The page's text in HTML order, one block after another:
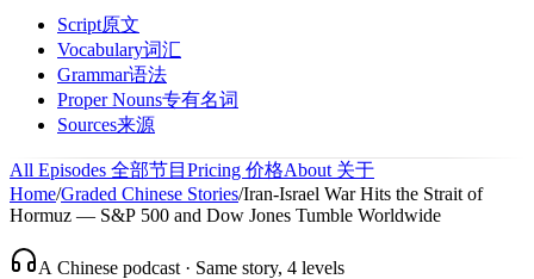
Script原文
Vocabulary词汇
Grammar语法
Proper Nouns专有名词
Sources来源
All Episodes 全部节目 Pricing 价格About 关于
Home/Graded Chinese Stories/Iran-Israel War Hits the Strait of
Hormuz — S&P 500 and Dow Jones Tumble Worldwide
A Chinese podcast · Same story, 4 levels